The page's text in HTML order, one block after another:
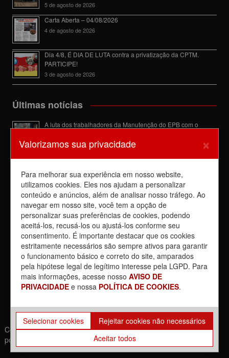
5 de agosto de 2026
Carta Aberta – 04/08/2026
4 de agosto de 2026
Dia 4/8, É DIA DE LUTA contra a privatização da CPTM.
PARTICIPE!
3 de agosto de 2026
Últimas notícias
A luta dos trabalhadores da Manutenção do EPB com o
6 de agosto de 2026
Dia de luta! Ferroviários mostram que a luta é o caminho e
5 de agosto de 2026
Dia 4/8, É DIA DE LUTA contra a privatização da CPTM.
PARTICIPE!
3 de agosto de 2026
Reunião com Manutenção do EPB, com a Inspeção de Via e
com a chefia da área
31 de julho de 2026
Sobre a REUNIÃO entre o Sindicato e o Metrus
30 de julho de 2026
Copyrights © 2021. Todos os direitos reservados. | Desenvolvido
por: Movimento Br
Valorizamos sua privacidade ×
Para melhorar sua experiência em nosso website,
utilizamos cookies. Eles nos ajudam a personalizar
conteúdo e anúncios, além de analisar nosso tráfego. Ao
navegar em nosso site, você tem a opção de
personalizar suas preferências de cookies, podendo
aceitá-los, recusá-los ou ajustá-los conforme seu
consentimento. É importante destacar que os cookies
estritamente necessários são sempre ativos para garantir
o funcionamento básico e correto do site, amparados
pela hipótese legal de legítimo interesse pela LGPD. Para
mais informações, acesse nosso AVISO DE
PRIVACIDADE e nossa POLÍTICA DE COOKIES.
Selecionar cookies
Rejeitar cookies não necessários
Aceitar todos